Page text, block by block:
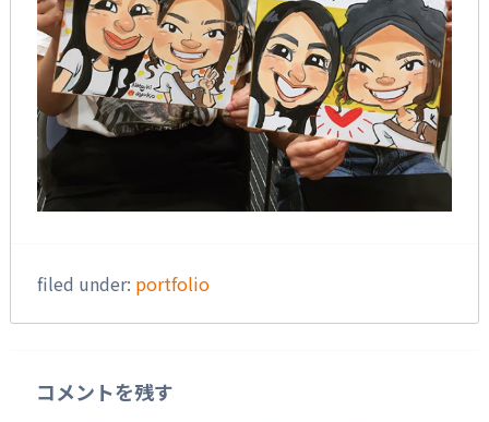
filed under: portfolio
コメントを残す